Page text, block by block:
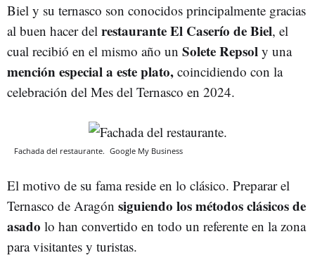
Biel y su ternasco son conocidos principalmente gracias
al buen hacer del restaurante El Caserío de Biel, el
cual recibió en el mismo año un Solete Repsol y una
mención especial a este plato, coincidiendo con la
celebración del Mes del Ternasco en 2024.
Fachada del restaurante. Google My Business
El motivo de su fama reside en lo clásico. Preparar el
Ternasco de Aragón siguiendo los métodos clásicos de
asado lo han convertido en todo un referente en la zona
para visitantes y turistas.